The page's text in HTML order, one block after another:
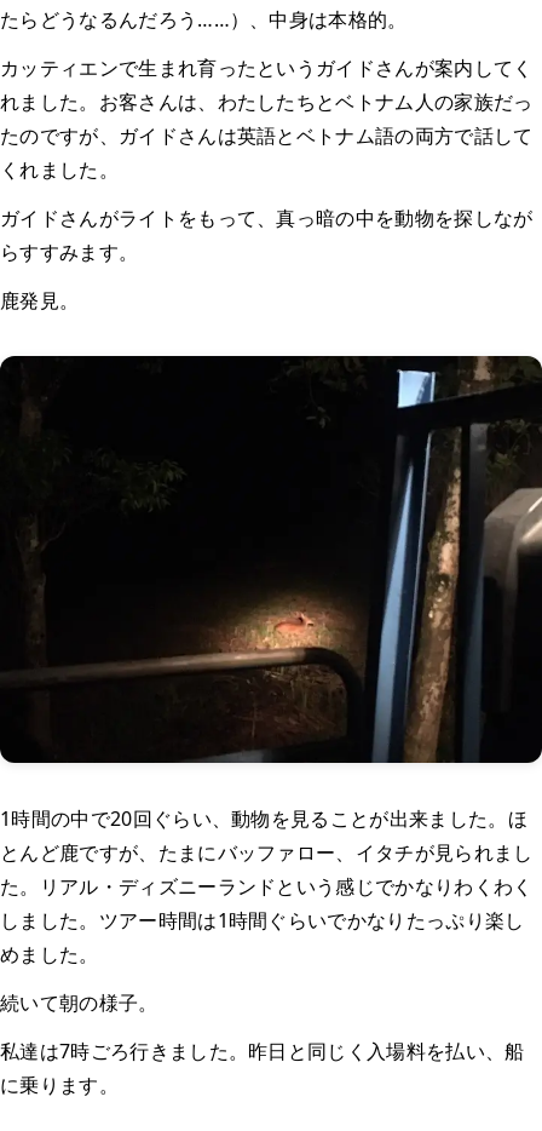
たらどうなるんだろう……）、中身は本格的。
カッティエンで生まれ育ったというガイドさんが案内してく
れました。お客さんは、わたしたちとベトナム人の家族だっ
たのですが、ガイドさんは英語とベトナム語の両方で話して
くれました。
ガイドさんがライトをもって、真っ暗の中を動物を探しなが
らすすみます。
鹿発見。
1時間の中で20回ぐらい、動物を見ることが出来ました。ほ
とんど鹿ですが、たまにバッファロー、イタチが見られまし
た。リアル・ディズニーランドという感じでかなりわくわく
しました。ツアー時間は1時間ぐらいでかなりたっぷり楽し
めました。
続いて朝の様子。
私達は7時ごろ行きました。昨日と同じく入場料を払い、船
に乗ります。